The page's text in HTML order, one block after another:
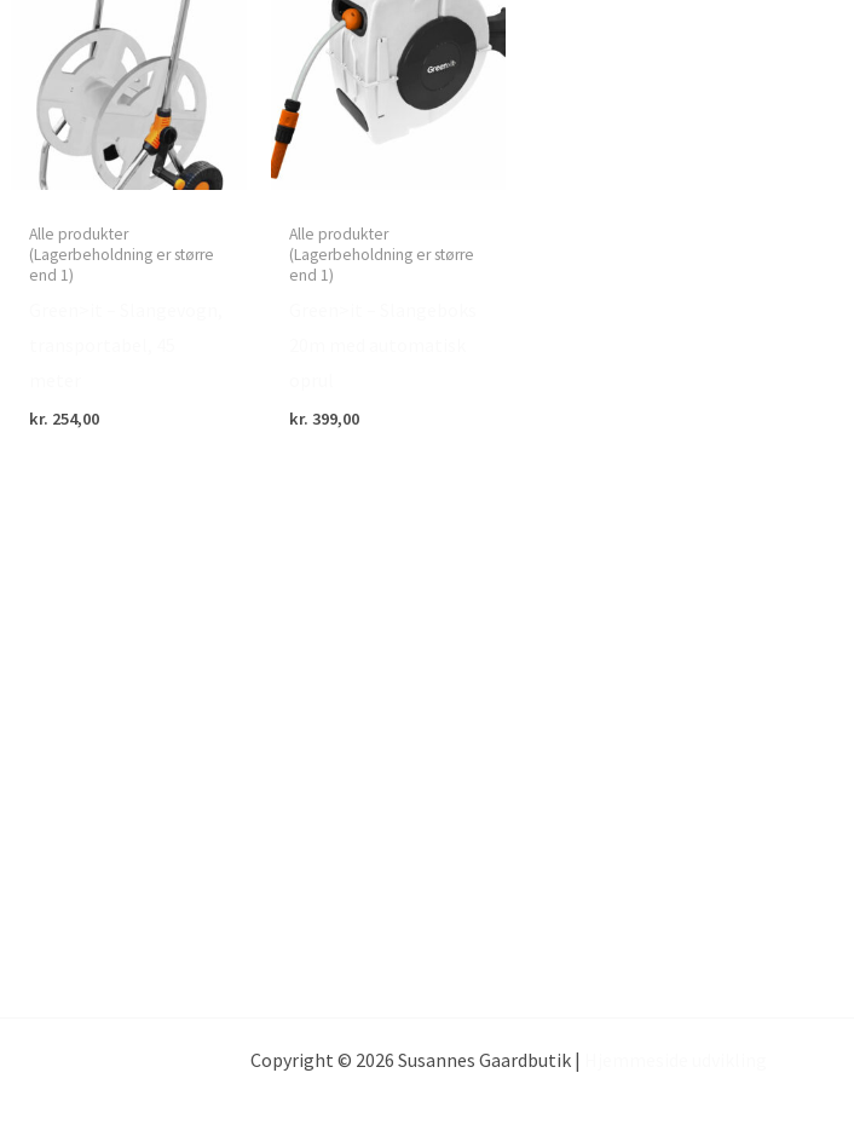
Alle produkter
(Lagerbeholdning er større
end 1)
kr. 254,00
Alle produkter
(Lagerbeholdning er større
end 1)
kr. 399,00
Copyright © 2026 Susannes Gaardbutik |